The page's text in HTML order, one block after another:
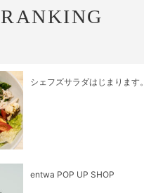
RANKING
シェフズサラダはじまります。
entwa POP UP SHOP